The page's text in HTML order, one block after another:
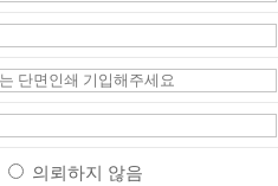
의뢰하지 않음